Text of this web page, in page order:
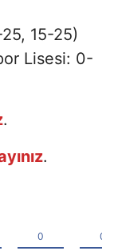
15-25)
Lisesi: 0-
.
.